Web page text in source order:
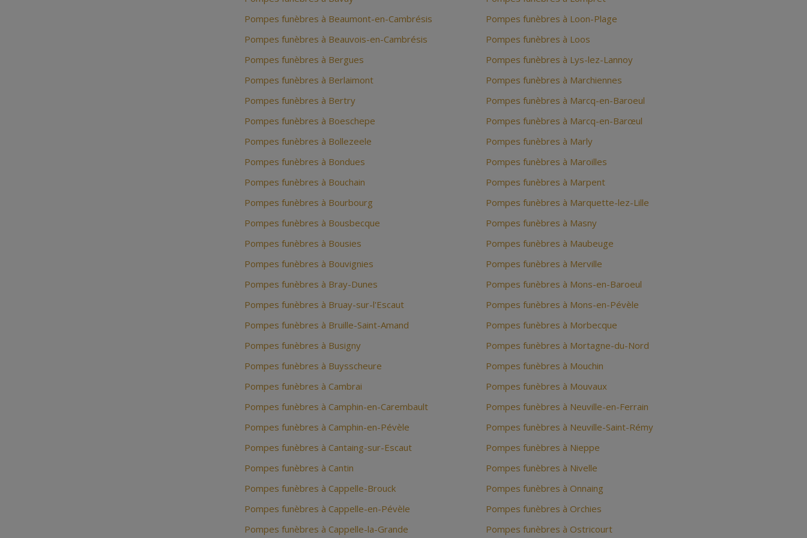
Pompes funèbres à Beaumont-en-Cambrésis
Pompes funèbres à Beauvois-en-Cambrésis
Pompes funèbres à Bergues
Pompes funèbres à Berlaimont
Pompes funèbres à Bertry
Pompes funèbres à Boeschepe
Pompes funèbres à Bollezeele
Pompes funèbres à Bondues
Pompes funèbres à Bouchain
Pompes funèbres à Bourbourg
Pompes funèbres à Bousbecque
Pompes funèbres à Bousies
Pompes funèbres à Bouvignies
Pompes funèbres à Bray-Dunes
Pompes funèbres à Bruay-sur-l'Escaut
Pompes funèbres à Bruille-Saint-Amand
Pompes funèbres à Busigny
Pompes funèbres à Buysscheure
Pompes funèbres à Cambrai
Pompes funèbres à Camphin-en-Carembault
Pompes funèbres à Camphin-en-Pévèle
Pompes funèbres à Cantaing-sur-Escaut
Pompes funèbres à Cantin
Pompes funèbres à Cappelle-Brouck
Pompes funèbres à Cappelle-en-Pévèle
Pompes funèbres à Cappelle-la-Grande
Pompes funèbres à Loon-Plage
Pompes funèbres à Loos
Pompes funèbres à Lys-lez-Lannoy
Pompes funèbres à Marchiennes
Pompes funèbres à Marcq-en-Baroeul
Pompes funèbres à Marcq-en-Barœul
Pompes funèbres à Marly
Pompes funèbres à Maroilles
Pompes funèbres à Marpent
Pompes funèbres à Marquette-lez-Lille
Pompes funèbres à Masny
Pompes funèbres à Maubeuge
Pompes funèbres à Merville
Pompes funèbres à Mons-en-Baroeul
Pompes funèbres à Mons-en-Pévèle
Pompes funèbres à Morbecque
Pompes funèbres à Mortagne-du-Nord
Pompes funèbres à Mouchin
Pompes funèbres à Mouvaux
Pompes funèbres à Neuville-en-Ferrain
Pompes funèbres à Neuville-Saint-Rémy
Pompes funèbres à Nieppe
Pompes funèbres à Nivelle
Pompes funèbres à Onnaing
Pompes funèbres à Orchies
Pompes funèbres à Ostricourt